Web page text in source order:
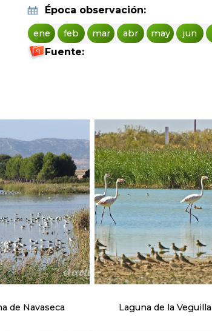
Época observación:
ene feb mar abr may jun
Fuente:
de Navaseca Laguna de la Veguilla